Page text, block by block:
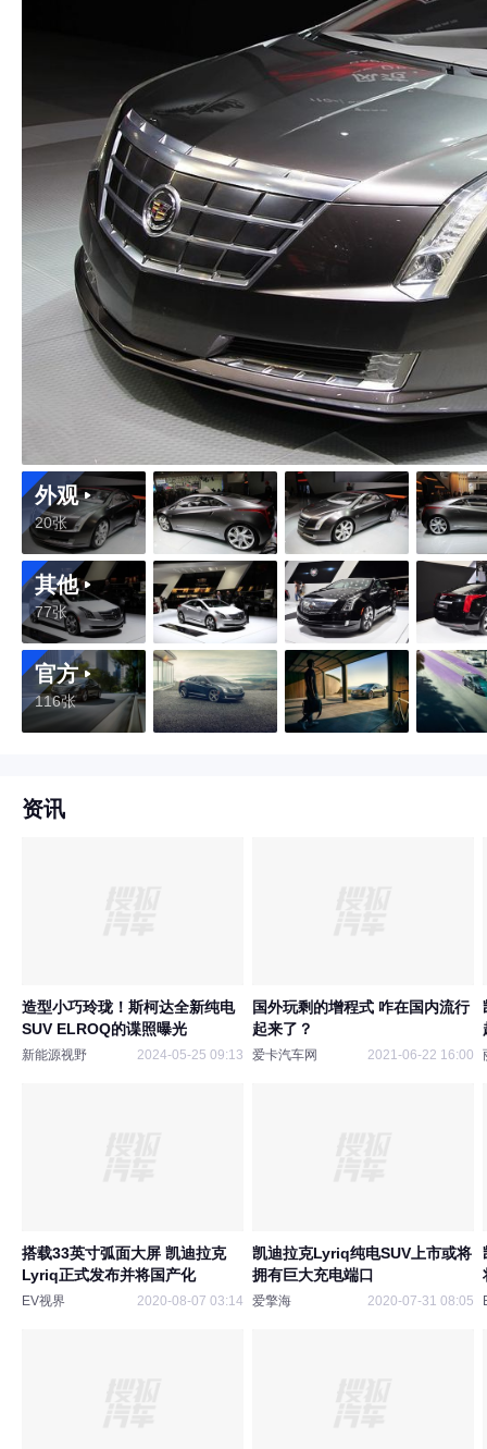
外观
20张
其他
77张
官方
116张
资讯
造型小巧玲珑！斯柯达全新纯电
SUV ELROQ的谍照曝光
新能源视野 2024-05-25 09:13
国外玩剩的增程式 咋在国内流行
起来了？
爱卡汽车网 2021-06-22 16:00
搭载33英寸弧面大屏 凯迪拉克
Lyriq正式发布并将国产化
EV视界 2020-08-07 03:14
凯迪拉克Lyriq纯电SUV上市或将
拥有巨大充电端口
爱擎海 2020-07-31 08:05